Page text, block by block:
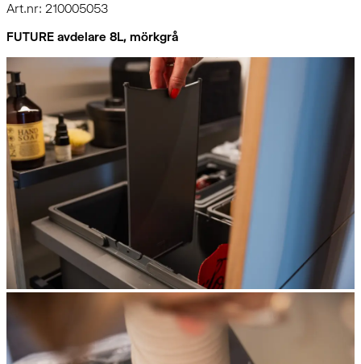
Art.nr: 210005053
FUTURE avdelare 8L, mörkgrå